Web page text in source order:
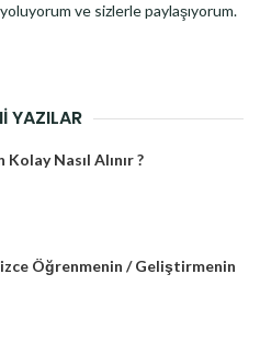
ve sizlerle paylaşıyorum.
YAZILAR
Nasıl Alınır ?
Öğrenmenin / Geliştirmenin